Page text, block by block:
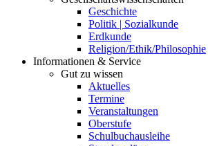
Geschichte
Politik | Sozialkunde
Erdkunde
Religion/Ethik/Philosophie
Informationen & Service
Gut zu wissen
Aktuelles
Termine
Veranstaltungen
Oberstufe
Schulbuchausleihe